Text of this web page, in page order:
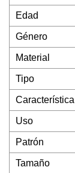
Edad
Género
Material
Tipo
Característica
Uso
Patrón
Tamaño